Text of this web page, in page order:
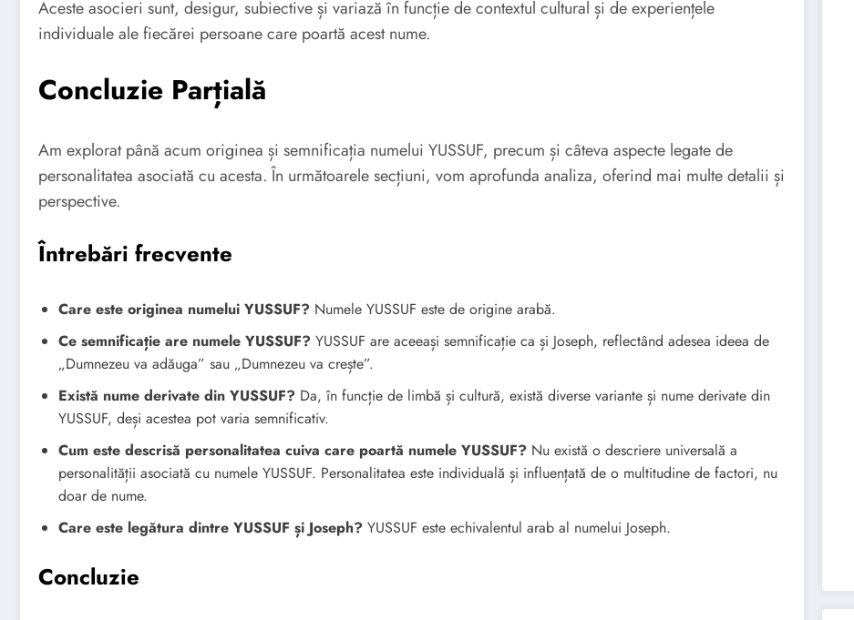
Aceste asocieri sunt, desigur, subiective și variază în funcție de contextul cultural și de experiențele
individuale ale fiecărei persoane care poartă acest nume.
Concluzie Parțială
Am explorat până acum originea și semnificația numelui YUSSUF, precum și câteva aspecte legate de
personalitatea asociată cu acesta. În următoarele secțiuni, vom aprofunda analiza, oferind mai multe detalii și
perspective.
Întrebări frecvente
Care este originea numelui YUSSUF? Numele YUSSUF este de origine arabă.
Ce semnificație are numele YUSSUF? YUSSUF are aceeași semnificație ca și Joseph, reflectând adesea ideea de
„Dumnezeu va adăuga” sau „Dumnezeu va crește”.
Există nume derivate din YUSSUF? Da, în funcție de limbă și cultură, există diverse variante și nume derivate din
YUSSUF, deși acestea pot varia semnificativ.
Cum este descrisă personalitatea cuiva care poartă numele YUSSUF? Nu există o descriere universală a
personalității asociată cu numele YUSSUF. Personalitatea este individuală și influențată de o multitudine de factori, nu
doar de nume.
Care este legătura dintre YUSSUF și Joseph? YUSSUF este echivalentul arab al numelui Joseph.
Concluzie